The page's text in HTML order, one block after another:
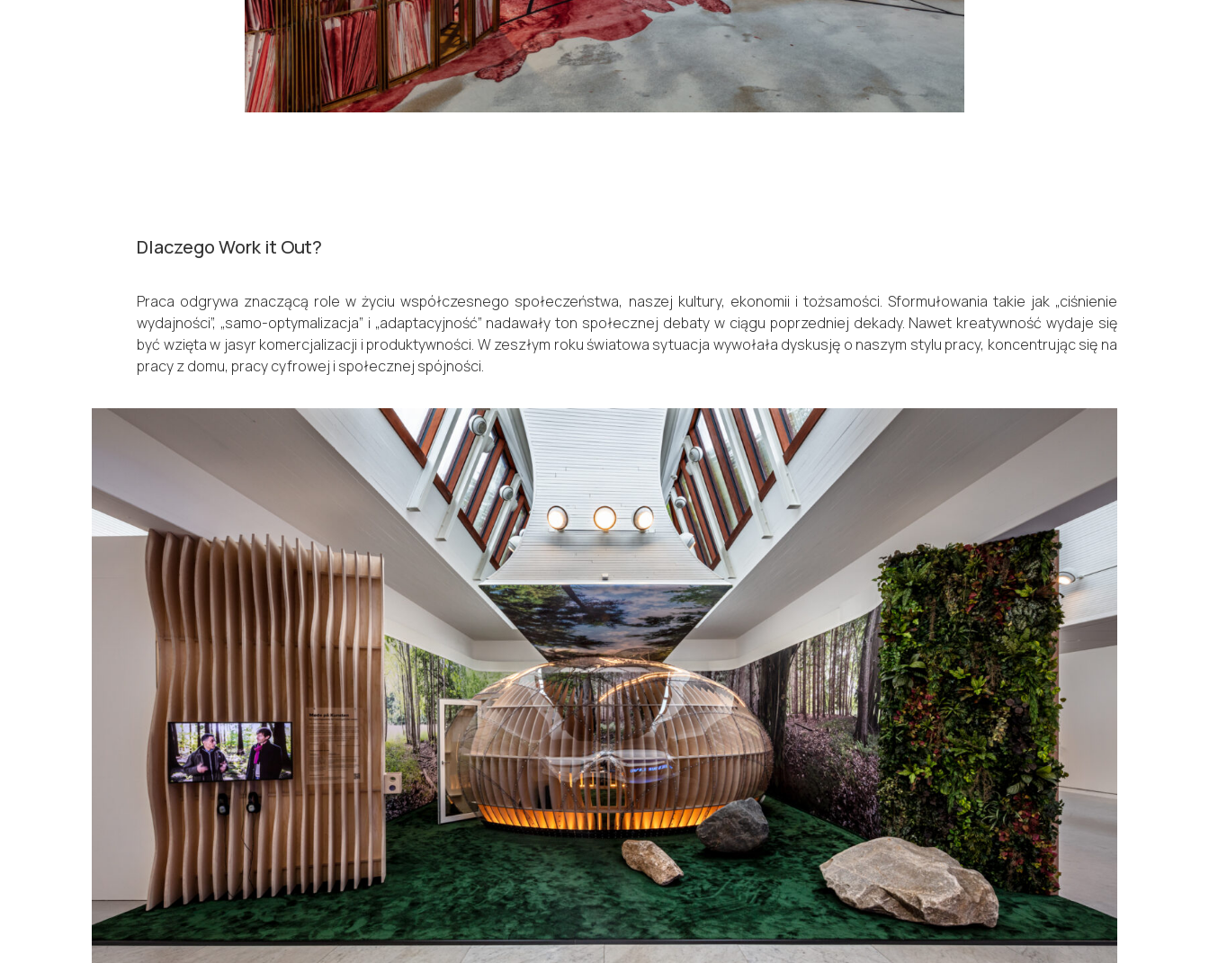
Dlaczego Work it Out?
Praca odgrywa znaczącą role w życiu współczesnego społeczeństwa, naszej kultury, ekonomii i tożsamości. Sformułowania takie jak „ciśnienie
wydajności”, „samo-optymalizacja” i „adaptacyjność” nadawały ton społecznej debaty w ciągu poprzedniej dekady. Nawet kreatywność wydaje się
być wzięta w jasyr komercjalizacji i produktywności. W zeszłym roku światowa sytuacja wywołała dyskusję o naszym stylu pracy, koncentrując się na
pracy z domu, pracy cyfrowej i społecznej spójności.